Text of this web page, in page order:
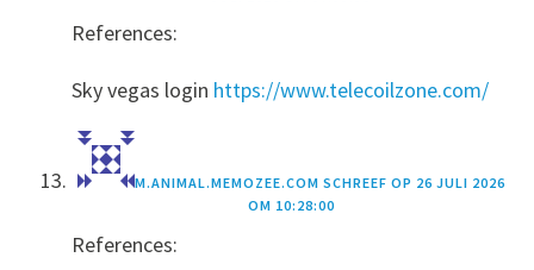
References:
Sky vegas login https://www.telecoilzone.com/
M.ANIMAL.MEMOZEE.COM SCHREEF OP 26 JULI 2026
OM 10:28:00
References: